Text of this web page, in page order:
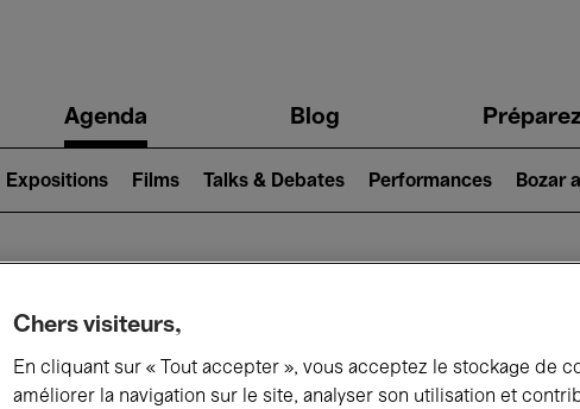
navigationAgenda Blog
Expositions Films Talks & Debates Performances Bozar
Ce qui se passe
Chers visiteurs,
En cliquant sur « Tout accepter », vous acceptez le stockage de
améliorer la navigation sur le site, analyser son utilisation et